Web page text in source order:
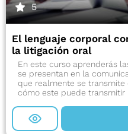
5
El lenguaje corporal
la litigación oral
En este curso aprenderás
se presentan en la
que realmente se
cómo este puede transmitir …